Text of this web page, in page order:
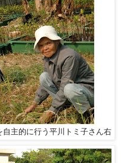
主的に行う平川トミ子さん右